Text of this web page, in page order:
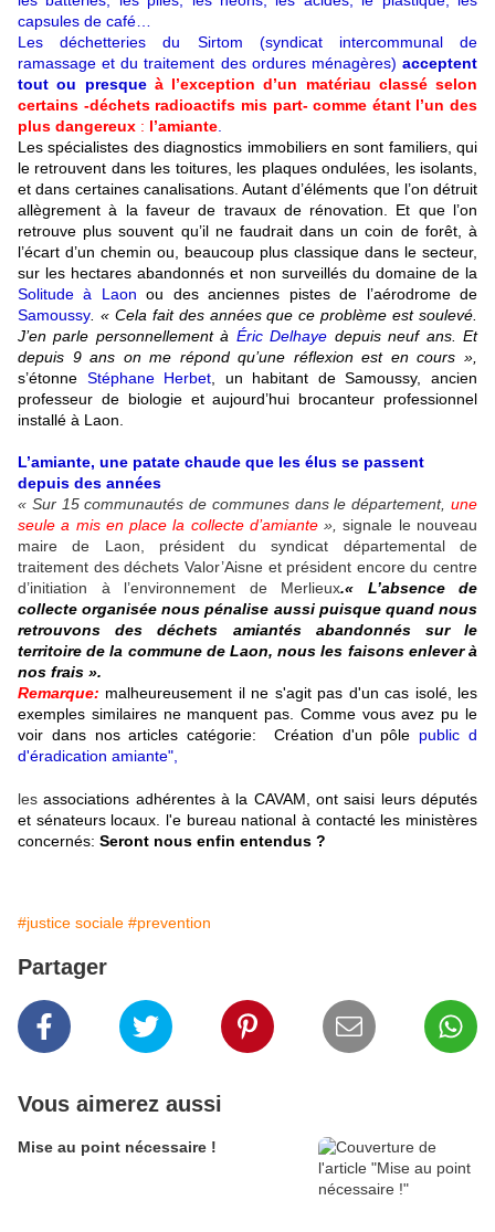
capsules de café…
Les déchetteries du Sirtom (syndicat intercommunal de
ramassage et du traitement des ordures ménagères) acceptent
tout ou presque à l’exception d’un matériau classé selon
certains -déchets radioactifs mis part- comme étant l’un des
plus dangereux : l’amiante
Les spécialistes des diagnostics immobiliers en sont familiers, qui
le retrouvent dans les toitures, les plaques ondulées, les isolants,
et dans certaines canalisations. Autant d’éléments que l’on détruit
allègrement à la faveur de travaux de rénovation. Et que l’on
retrouve plus souvent qu’il ne faudrait dans un coin de forêt, à
l’écart d’un chemin ou, beaucoup plus classique dans le secteur,
sur les hectares abandonnés et non surveillés du domaine de la
Solitude à Laonou des anciennes pistes de l’aérodrome de
Samoussy . « Cela fait des années que ce problème est soulevé.
J’en parle personnellement à Éric Delhaye depuis neuf ans. Et
depuis 9 ans on me répond qu’une réflexion est en cours »,
s’étonne Stéphane Herbet , un habitant de Samoussy, ancien
professeur de biologie et aujourd’hui brocanteur professionnel
installé à Laon.
L’amiante, une patate chaude que les élus se passent
depuis des années
« Sur 15 communautés de communes dans le département, une
seule a mis en place la collecte d’amiante»,signale le nouveau
maire de Laon, président du syndicat départemental de
traitement des déchets Valor’Aisne et président encore du centre
d’initiation à l’environnement de Merlieux.« L’absence de
collecte organisée nous pénalise aussi puisque quand nous
retrouvons des déchets amiantés abandonnés sur le
territoire de la commune de Laon, nous les faisons enlever à
nos frais ».
Remarque: malheureusement il ne s'agit pas d'un cas isolé, les
exemples similaires ne manquent pas. Comme vous avez pu le
voir dans nos articles catégorie: Création d'un pôle public d
d'éradication amiante",
les associations adhérentes à la CAVAM, ont saisi leurs députés
et sénateurs locaux. l'e bureau national à contacté les ministères
concernés: Seront nous enfin entendus ?
#justice sociale #prevention
Partager
Vous aimerez aussi
Mise au point nécessaire !